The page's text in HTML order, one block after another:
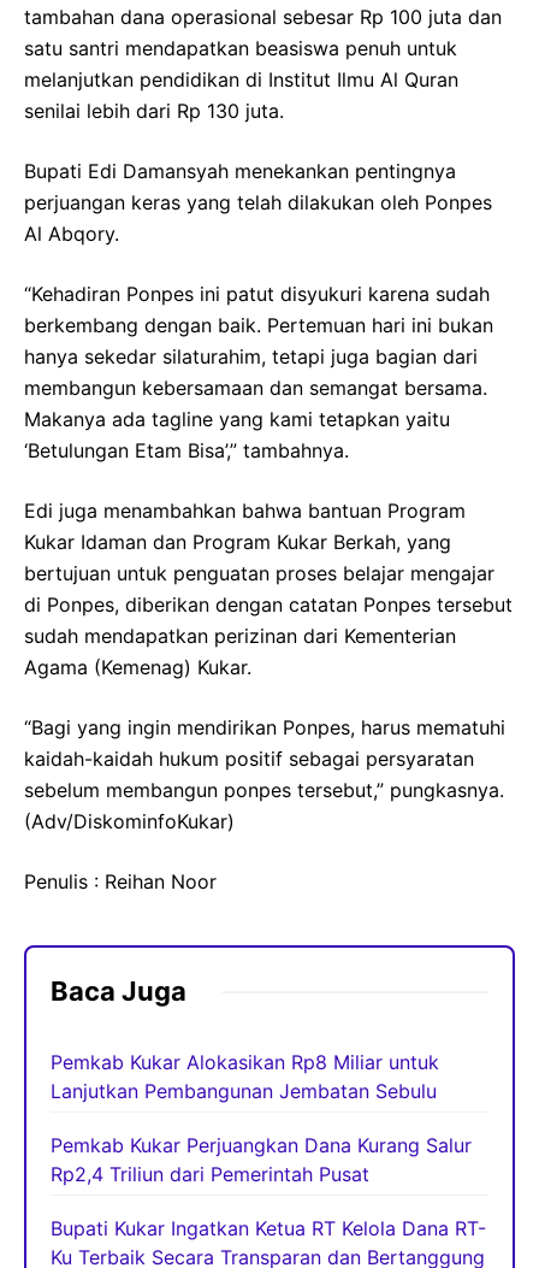
tambahan dana operasional sebesar Rp 100 juta dan
satu santri mendapatkan beasiswa penuh untuk
melanjutkan pendidikan di Institut Ilmu Al Quran
senilai lebih dari Rp 130 juta.
Bupati Edi Damansyah menekankan pentingnya
perjuangan keras yang telah dilakukan oleh Ponpes
Al Abqory.
“Kehadiran Ponpes ini patut disyukuri karena sudah
berkembang dengan baik. Pertemuan hari ini bukan
hanya sekedar silaturahim, tetapi juga bagian dari
membangun kebersamaan dan semangat bersama.
Makanya ada tagline yang kami tetapkan yaitu
‘Betulungan Etam Bisa’,” tambahnya.
Edi juga menambahkan bahwa bantuan Program
Kukar Idaman dan Program Kukar Berkah, yang
bertujuan untuk penguatan proses belajar mengajar
di Ponpes, diberikan dengan catatan Ponpes tersebut
sudah mendapatkan perizinan dari Kementerian
Agama (Kemenag) Kukar.
“Bagi yang ingin mendirikan Ponpes, harus mematuhi
kaidah-kaidah hukum positif sebagai persyaratan
sebelum membangun ponpes tersebut,” pungkasnya.
(Adv/DiskominfoKukar)
Penulis : Reihan Noor
Baca Juga
Pemkab Kukar Alokasikan Rp8 Miliar untuk
Lanjutkan Pembangunan Jembatan Sebulu
Pemkab Kukar Perjuangkan Dana Kurang Salur
Rp2,4 Triliun dari Pemerintah Pusat
Bupati Kukar Ingatkan Ketua RT Kelola Dana RT-
Ku Terbaik Secara Transparan dan Bertanggung